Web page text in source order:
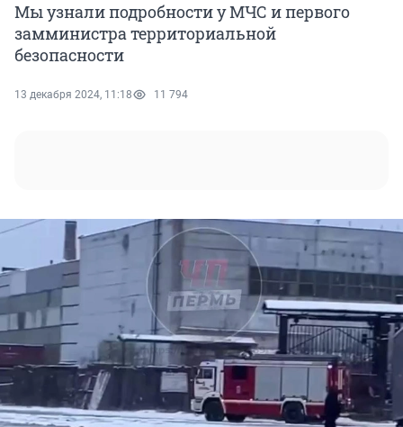
Мы узнали подробности у МЧС и первого
замминистра территориальной
безопасности
13 декабря 2024, 11:18 11 794